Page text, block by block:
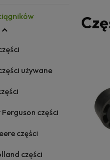
używane
Ferguson części
części
części